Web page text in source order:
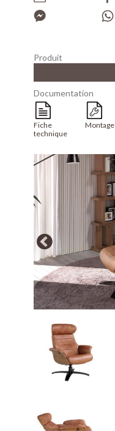
Produit
Documentation
Fiche
technique
Montage
Array